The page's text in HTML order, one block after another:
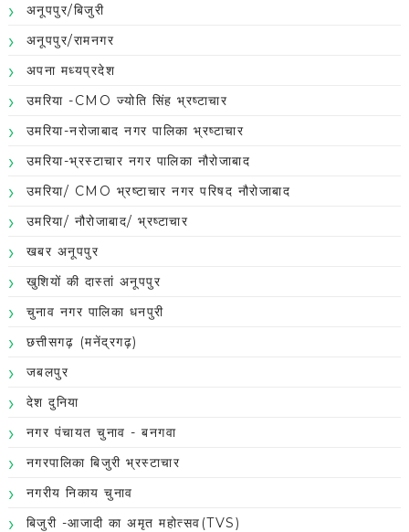
अनूपपुर/बिजुरी
अनूपपुर/रामनगर
अपना मध्यप्रदेश
उमरिया -CMO ज्योति सिंह भ्रष्टाचार
उमरिया-नरोजाबाद नगर पालिका भ्रष्टाचार
उमरिया-भ्रस्टाचार नगर पालिका नौरोजाबाद
उमरिया/ CMO भ्रष्टाचार नगर परिषद नौरोजाबाद
उमरिया/ नौरोजाबाद/ भ्रष्टाचार
खबर अनूपपुर
खुशियों की दास्तां अनूपपुर
चुनाव नगर पालिका धनपुरी
छत्तीसगढ़ (मनेंद्रगढ़)
जबलपुर
देश दुनिया
नगर पंचायत चुनाव - बनगवा
नगरपालिका बिजुरी भ्रस्टाचार
नगरीय निकाय चुनाव
बिजुरी -आजादी का अमृत महोत्सव(TVS)